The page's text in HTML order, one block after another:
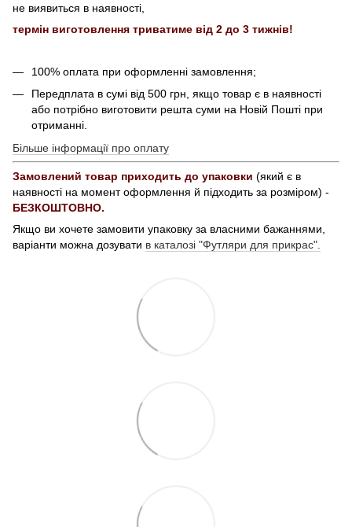
не виявиться в наявності,
термін виготовлення триватиме від 2 до 3 тижнів!
100% оплата при оформленні замовлення;
Передплата в сумі від 500 грн, якщо товар є в наявності
або потрібно виготовити решта суми на Новій Пошті при
отриманні.
Більше інформації про оплату
Замовлений товар приходить до упаковки (який є в
наявності на момент оформлення й підходить за розміром) -
БЕЗКОШТОВНО.
Якщо ви хочете замовити упаковку за власними бажаннями,
варіанти можна дозувати в каталозі "Футляри для прикрас".